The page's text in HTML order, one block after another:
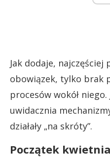
Jak dodaje,
obowiązek, tylko brak
procesów wokół niego.
uwidacznia
działały „na skróty”.
Początek